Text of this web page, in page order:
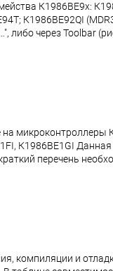
К1986ВЕ9x:
К1986ВЕ92QI
через Toolbar
на
К1986ВЕ1GI Данная
перечень
компиляции и